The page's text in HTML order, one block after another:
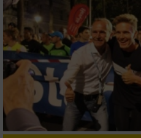
Funktional
Werbung